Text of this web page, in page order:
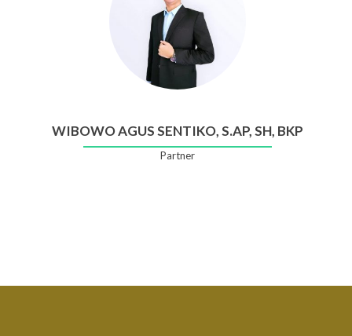
WIBOWO AGUS SENTIKO, S.AP, SH, BKP
Partner